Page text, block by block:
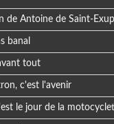
de Antoine de Saint-
banal
tout
c'est l'avenir
le jour de la